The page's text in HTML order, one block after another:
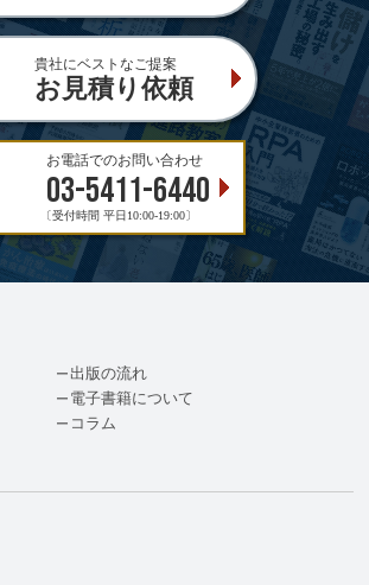
貴社にベストなご提案
お見積り依頼
お電話でのお問い合わせ
03-5411-6440
〔受付時間 平日10:00-19:00〕
出版の流れ
電子書籍について
コラム